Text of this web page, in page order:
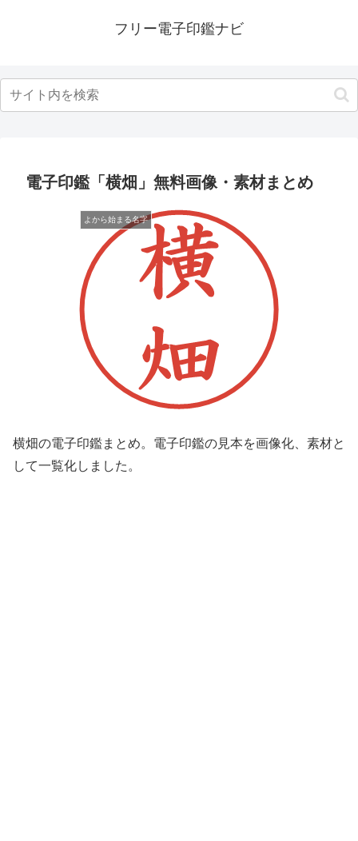
フリー電子印鑑ナビ
電子印鑑「横畑」無料画像・素材まとめ
よから始まる名字
横畑の電子印鑑まとめ。電子印鑑の見本を画像化、素材と
して一覧化しました。